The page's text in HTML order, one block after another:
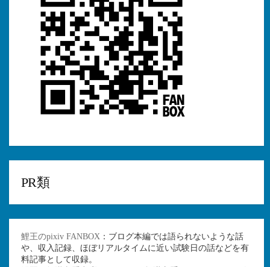
PR類
鯉王のpixiv FANBOX ：ブログ本編では語られないような話
や、収入記録、ほぼリアルタイムに近い試験日の話などを有
料記事として収録。